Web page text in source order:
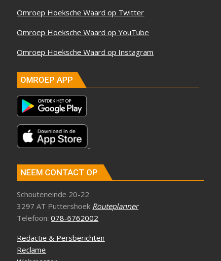
Omroep Hoeksche Waard op Twitter
Omroep Hoeksche Waard op YouTube
Omroep Hoeksche Waard op Instagram
OMROEP APP
NEEM CONTACT OP
Schouteneinde 20-22
3297 AT Puttershoek Routeplanner
Telefoon:078-6762002
Redactie & Persberichten
Reclame